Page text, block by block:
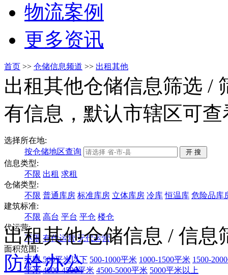
物流案例
更多资讯
首页 >> 仓储信息频道 >> 出租其他
出租其他仓储信息筛选 /
有信息，默认市辖区可
选择所在地:
按仓储地区查询
信息类型:
不限 出租 求租
仓储类型:
不限 普通库房 标准库房 立体库房 冷库 恒温库 危险品库
建筑标准:
不限 高台 平台 平仓 楼仓
代运营:
不限 有代运营 无代运营
面积范围:
不限 500平米以下 500-1000平米 1000-1500平米 1500-
平米 4000-4500平米 4500-5000平米 5000平米以上
出租其他仓储信息 / 信息
防栓办公